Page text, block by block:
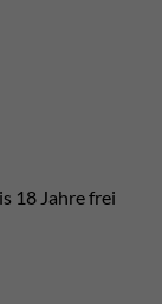
18 Jahre frei